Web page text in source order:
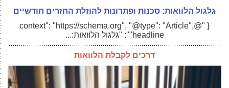
גלגול הלוואות: סכנות ופתרונות להוזלת החזרים חודשיים
{ "@context": "https://schema.org", "@type": "Article",
"headline": "גלגול הלוואות:...
דרכים לקבלת הלוואות